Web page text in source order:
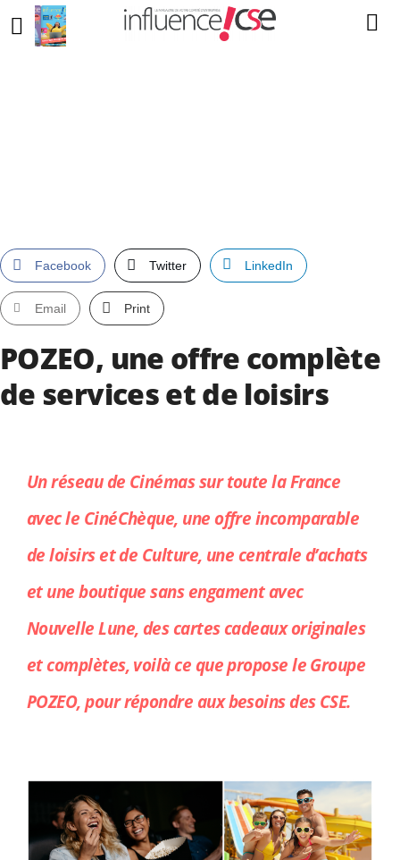
Facebook Twitter LinkedIn
Email Print
POZEO, une offre complète
de services et de loisirs
Un réseau de Cinémas sur toute la France
avec le CinéChèque, une offre incomparable
de loisirs et de Culture, une centrale d’achats
et une boutique sans engament avec
Nouvelle Lune, des cartes cadeaux originales
et complètes, voilà ce que propose le Groupe
POZEO, pour répondre aux besoins des CSE.